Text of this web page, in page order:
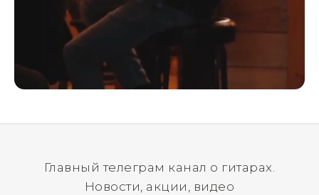
Главный телеграм канал о гитарах.
Новости, акции, видео